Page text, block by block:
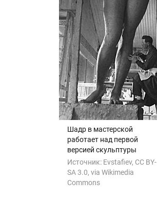
Шадр в мастерской
работает над первой
версией скульптуры
Источник: Evstafiev, CC BY-
SA 3.0, via Wikimedia
Commons